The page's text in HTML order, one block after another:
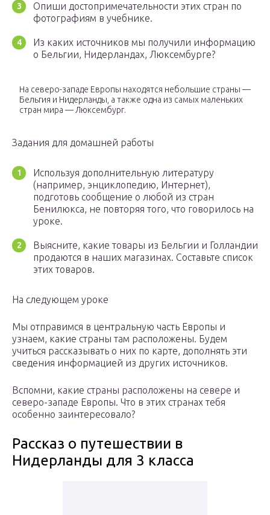
Опиши достопримечательности этих стран по
фотографиям в учебнике.
Из каких источников мы получили информацию
о Бельгии, Нидерландах, Люксембурге?
На северо-западе Европы находятся небольшие страны —
Бельгия и Нидерланды, а также одна из самых маленьких
стран мира — Люксембург.
Задания для домашней работы
Используя дополнительную литературу
(например, энциклопедию, Интернет),
подготовь сообщение о любой из стран
Бенилюкса, не повторяя того, что говорилось на
уроке.
Выясните, какие товары из Бельгии и Голландии
продаются в наших магазинах. Составьте список
этих товаров.
На следующем уроке
Мы отправимся в центральную часть Европы и
узнаем, какие страны там расположены. Будем
учиться рассказывать о них по карте, дополнять эти
сведения информацией из других источников.
Вспомни, какие страны расположены на севере и
северо-западе Европы. Что в этих странах тебя
особенно заинтересовало?
Рассказ о путешествии в
Нидерланды для 3 класса